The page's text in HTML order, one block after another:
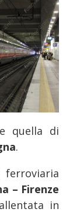
quella di
.
ferroviaria
– Firenze
in